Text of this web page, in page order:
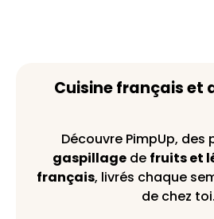
Cuisine français et
Découvre PimpUp, des
gaspillagede fruits et
français, livrés chaque
de chez toi.